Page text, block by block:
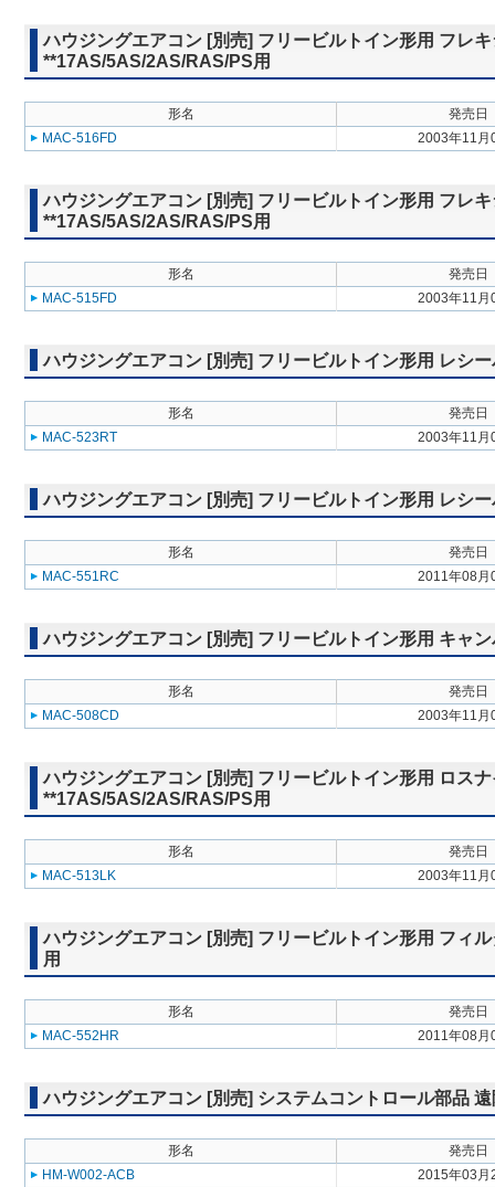
ハウジングエアコン [別売] フリービルトイン形用 フレ
**17AS/5AS/2AS/RAS/PS用
形名
発売日
MAC-516FD
2003年11月
ハウジングエアコン [別売] フリービルトイン形用 フレ
**17AS/5AS/2AS/RAS/PS用
形名
発売日
MAC-515FD
2003年11月
ハウジングエアコン [別売] フリービルトイン形用 レシ
形名
発売日
MAC-523RT
2003年11月
ハウジングエアコン [別売] フリービルトイン形用 レシ
形名
発売日
MAC-551RC
2011年08月
ハウジングエアコン [別売] フリービルトイン形用 キャ
形名
発売日
MAC-508CD
2003年11月
ハウジングエアコン [別売] フリービルトイン形用 ロス
**17AS/5AS/2AS/RAS/PS用
形名
発売日
MAC-513LK
2003年11月
ハウジングエアコン [別売] フリービルトイン形用 フィ
用
形名
発売日
MAC-552HR
2011年08月
ハウジングエアコン [別売] システムコントロール部品
形名
発売日
HM-W002-ACB
2015年03月